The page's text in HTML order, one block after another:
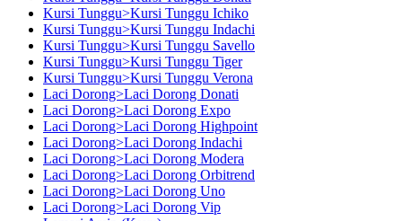
Kursi Tunggu>Kursi Tunggu Ichiko
Kursi Tunggu>Kursi Tunggu Indachi
Kursi Tunggu>Kursi Tunggu Savello
Kursi Tunggu>Kursi Tunggu Tiger
Kursi Tunggu>Kursi Tunggu Verona
Laci Dorong>Laci Dorong Donati
Laci Dorong>Laci Dorong Expo
Laci Dorong>Laci Dorong Highpoint
Laci Dorong>Laci Dorong Indachi
Laci Dorong>Laci Dorong Modera
Laci Dorong>Laci Dorong Orbitrend
Laci Dorong>Laci Dorong Uno
Laci Dorong>Laci Dorong Vip